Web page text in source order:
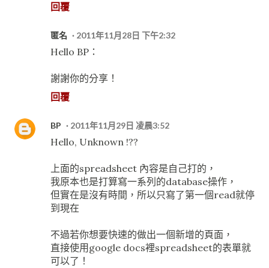
回覆
匿名 2011年11月28日 下午2:32
Hello BP：
謝謝你的分享！
回覆
BP 2011年11月29日 凌晨3:52
Hello, Unknown !??
上面的spreadsheet 內容是自己打的，
我原本也是打算寫一系列的database操作，
但實在是沒有時間，所以只寫了第一個read就停
到現在
不過若你想要快速的做出一個新增的頁面，
直接使用google docs裡spreadsheet的表單就
可以了！